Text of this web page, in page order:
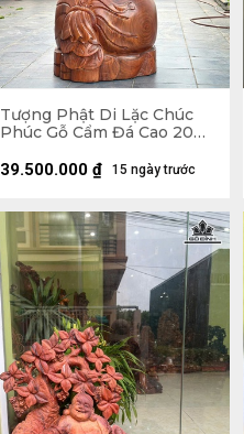
Tượng Phật Di Lặc Chúc
Phúc Gỗ Cẩm Đá Cao 200
15 ngày trước
39.500.000 ₫